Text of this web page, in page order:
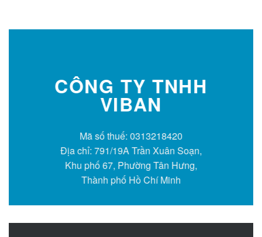
CÔNG TY TNHH
VIBAN
Mã số thuế: 0313218420
Địa chỉ: 791/19A Trần Xuân Soạn,
Khu phố 67, Phường Tân Hưng,
Thành phố Hồ Chí Minh